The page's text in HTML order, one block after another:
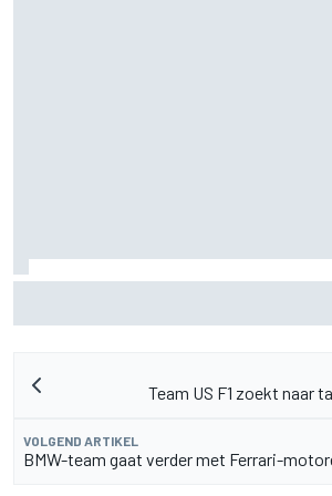
Team US F1 zoekt naar
VOLGEND ARTIKEL
BMW-team gaat verder met Ferrari-